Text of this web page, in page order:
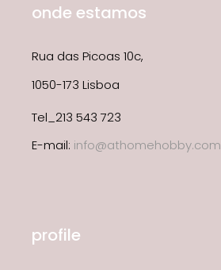
onde estamos
Rua das Picoas 10c,
1050-173 Lisboa
Tel_213 543 723
E-mail: info@athomehobby.com
profile